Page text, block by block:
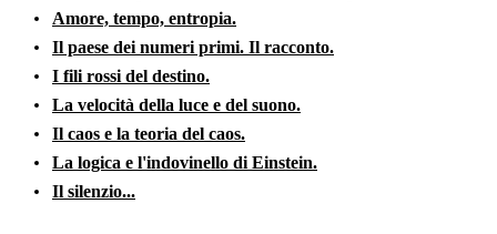
Amore, tempo, entropia.
Il paese dei numeri primi. Il racconto.
I fili rossi del destino.
La velocità della luce e del suono.
Il caos e la teoria del caos.
La logica e l'indovinello di Einstein.
Il silenzio...